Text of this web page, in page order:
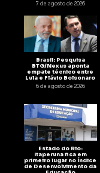
7 de agosto de 2026
Brasil: Pesquisa
BTG/Nexus aponta
empate técnico entre
Lula e Flávio Bolsonaro
6 de agosto de 2026
Estado do Rio:
Itaperuna fica em
primeiro lugar no Índice
de Desenvolvimento da